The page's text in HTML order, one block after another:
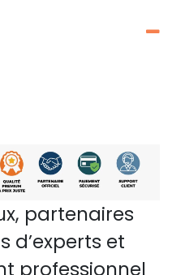
partenaires
d’experts et
professionnel